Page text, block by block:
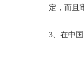
定，而且
3、在中